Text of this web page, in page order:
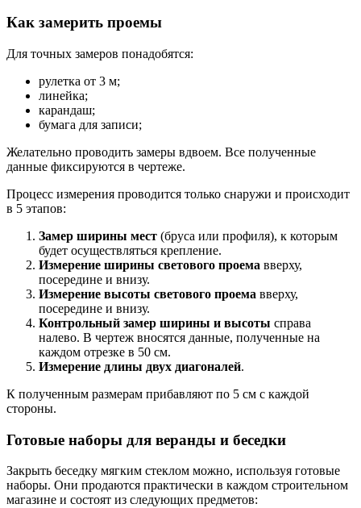
Как замерить проемы
Для точных замеров понадобятся:
рулетка от 3 м;
линейка;
карандаш;
бумага для записи;
Желательно проводить замеры вдвоем. Все полученные
данные фиксируются в чертеже.
Процесс измерения проводится только снаружи и происходит
в 5 этапов:
Замер ширины мест (бруса или профиля), к которым
будет осуществляться крепление.
Измерение ширины светового проема вверху,
посередине и внизу.
Измерение высоты светового проема вверху,
посередине и внизу.
Контрольный замер ширины и высоты справа
налево. В чертеж вносятся данные, полученные на
каждом отрезке в 50 см.
Измерение длины двух диагоналей.
К полученным размерам прибавляют по 5 см с каждой
стороны.
Готовые наборы для веранды и беседки
Закрыть беседку мягким стеклом можно, используя готовые
наборы. Они продаются практически в каждом строительном
магазине и состоят из следующих предметов: